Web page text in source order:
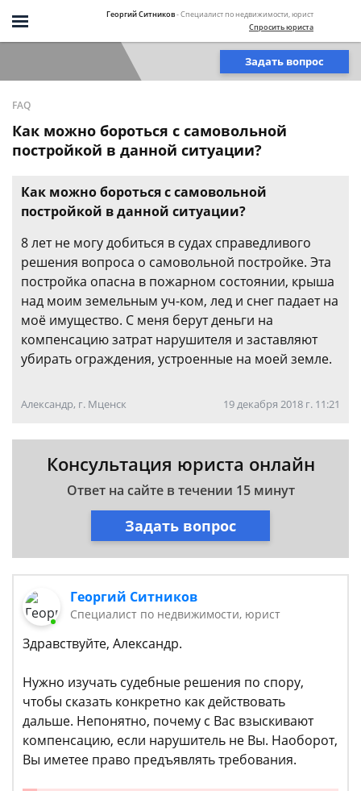
Георгий Ситников- Специалист по недвижимости, юрист
Спросить юриста
Задать вопрос
FAQ
Как можно бороться с самовольной
постройкой в данной ситуации?
Как можно бороться с самовольной
постройкой в данной ситуации?
8 лет не могу добиться в судах справедливого
решения вопроса о самовольной постройке. Эта
постройка опасна в пожарном состоянии, крыша
над моим земельным уч-ком, лед и снег падает на
моё имущество. С меня берут деньги на
компенсацию затрат нарушителя и заставляют
убирать ограждения, устроенные на моей земле.
Александр, г. Мценск 19 декабря 2018 г. 11:21
Консультация юриста онлайн
Ответ на сайте в течении 15 минут
Задать вопрос
Георгий Ситников
Специалист по недвижимости, юрист
Здравствуйте, Александр.
Нужно изучать судебные решения по спору,
чтобы сказать конкретно как действовать
дальше. Непонятно, почему с Вас взыскивают
компенсацию, если нарушитель не Вы. Наоборот,
Вы иметее право предъявлять требования.